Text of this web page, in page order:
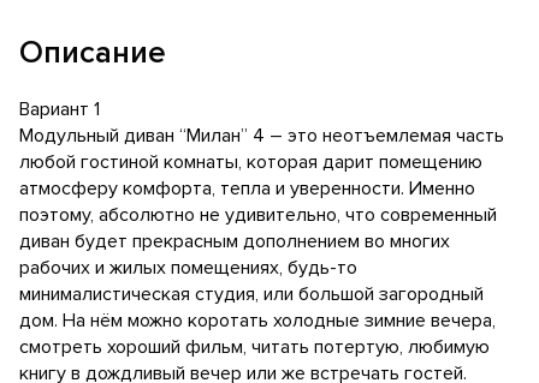
Описание
Вариант 1
Модульный диван “Милан” 4 – это неотъемлемая часть
любой гостиной комнаты, которая дарит помещению
атмосферу комфорта, тепла и уверенности. Именно
поэтому, абсолютно не удивительно, что современный
диван будет прекрасным дополнением во многих
рабочих и жилых помещениях, будь-то
минималистическая студия, или большой загородный
дом. На нём можно коротать холодные зимние вечера,
смотреть хороший фильм, читать потертую, любимую
книгу в дождливый вечер или же встречать гостей.